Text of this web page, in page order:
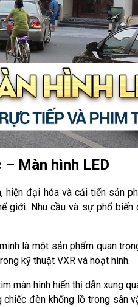
Màn hình LED
hiện đại hóa và cải tiến sản
giới. Nhu cầu và sự phổ
là một sản phẩm quan
kỹ thuật VXR và hoạt hình.
màn hình hiển thị dẫn xung
đèn khổng lồ trong sân